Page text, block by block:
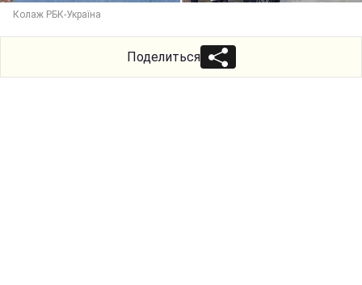
Колаж РБК-Україна
Поделиться